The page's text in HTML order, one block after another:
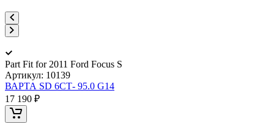
Part Fit for 2011 Ford Focus S
Артикул: 10139
ВАРТА SD 6СТ- 95.0 G14
17 190 ₽